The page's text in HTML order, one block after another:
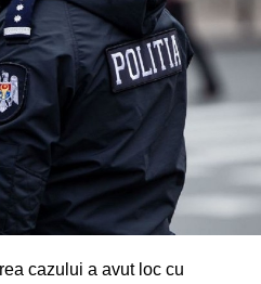
cazului a avut loc cu